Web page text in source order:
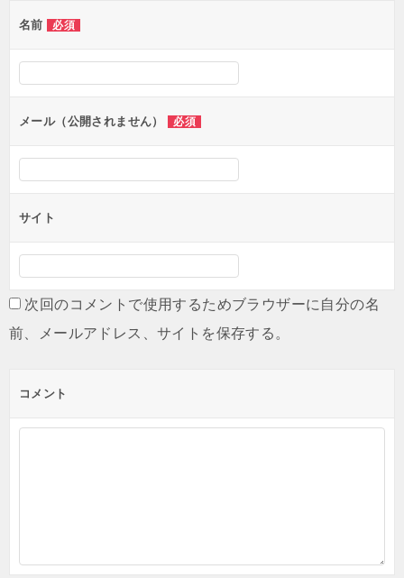
ー
シ
ン
名前 必須
メール（公開されません） 必須
サイト
次回のコメントで使用するためブラウザーに自分の名
前、メールアドレス、サイトを保存する。
コメント